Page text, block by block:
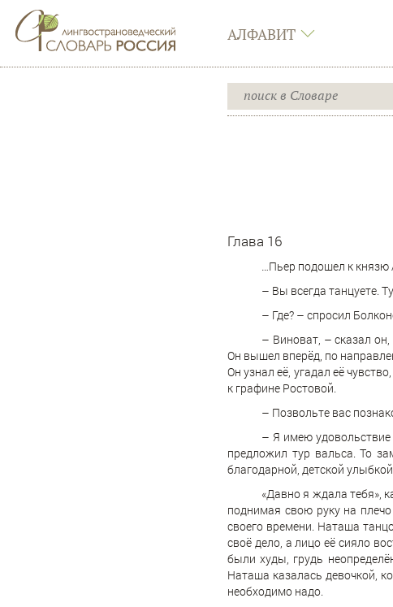
АЛФАВИТ
Глава 16
…Пьер подошел к князю
– Вы всегда танцуете.
– Где? – спросил
– Виноват, – сказал
Он вышел вперёд, по
Он узнал её, угадал её
к графине Ростовой.
– Позвольте вас
– Я имею
предложил тур вальса. То
благодарной, детской
«Давно я ждала тебя»,
поднимая свою руку на
своего времени. Наташа
своё дело, а лицо её сияло
были худы, грудь
Наташа казалась девочкой,
необходимо надо.